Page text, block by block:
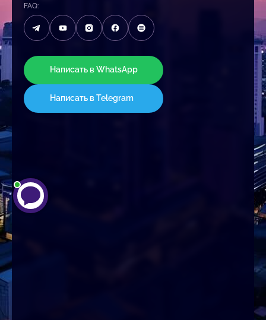
FAQ:
Написать в WhatsApp
Написать в Telegram